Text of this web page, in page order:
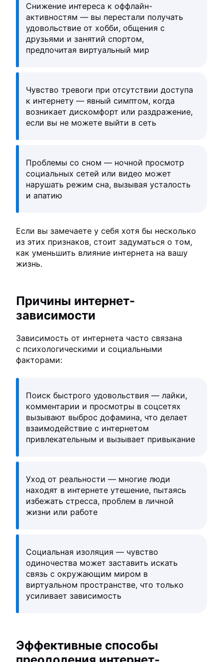
Снижение интереса к оффлайн-
активностям — вы перестали получать
удовольствие от хобби, общения с
друзьями и занятий спортом,
предпочитая виртуальный мир
Чувство тревоги при отсутствии доступа
к интернету — явный симптом, когда
возникает дискомфорт или раздражение,
если вы не можете выйти в сеть
Проблемы со сном — ночной просмотр
социальных сетей или видео может
нарушать режим сна, вызывая усталость
и апатию
Если вы замечаете у себя хотя бы несколько
из этих признаков, стоит задуматься о том,
как уменьшить влияние интернета на вашу
жизнь.
Причины интернет-
зависимости
Зависимость от интернета часто связана
с психологическими и социальными
факторами:
Поиск быстрого удовольствия — лайки,
комментарии и просмотры в соцсетях
вызывают выброс дофамина, что делает
взаимодействие с интернетом
привлекательным и вызывает привыкание
Уход от реальности — многие люди
находят в интернете утешение, пытаясь
избежать стресса, проблем в личной
жизни или работе
Социальная изоляция — чувство
одиночества может заставить искать
связь с окружающим миром в
виртуальном пространстве, что только
усиливает зависимость
Эффективные способы